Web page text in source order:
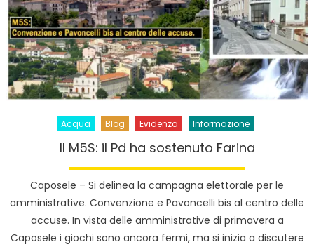
Acqua Blog Evidenza Informazione
Il M5S: il Pd ha sostenuto Farina
Caposele – Si delinea la campagna elettorale per le
amministrative. Convenzione e Pavoncelli bis al centro delle
accuse. In vista delle amministrative di primavera a
Caposele i giochi sono ancora fermi, ma si inizia a discutere